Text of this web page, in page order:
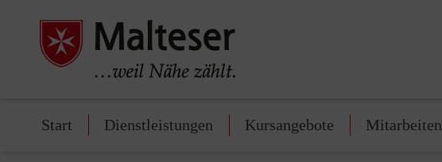
Start Dienstleistungen Kursangebote Mitarbeiten